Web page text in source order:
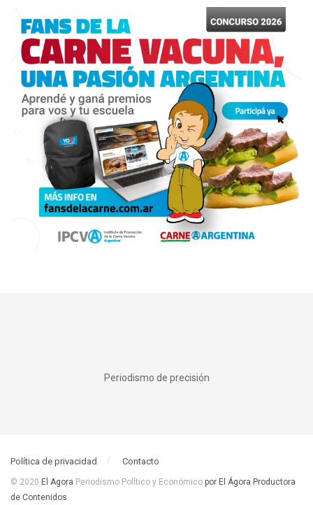
Periodismo de precisión
Política de privacidad Contacto
© 2020 El Agora Periodismo Político y Económico por El Ágora Productora
de Contenidos